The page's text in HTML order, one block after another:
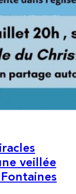
veillée